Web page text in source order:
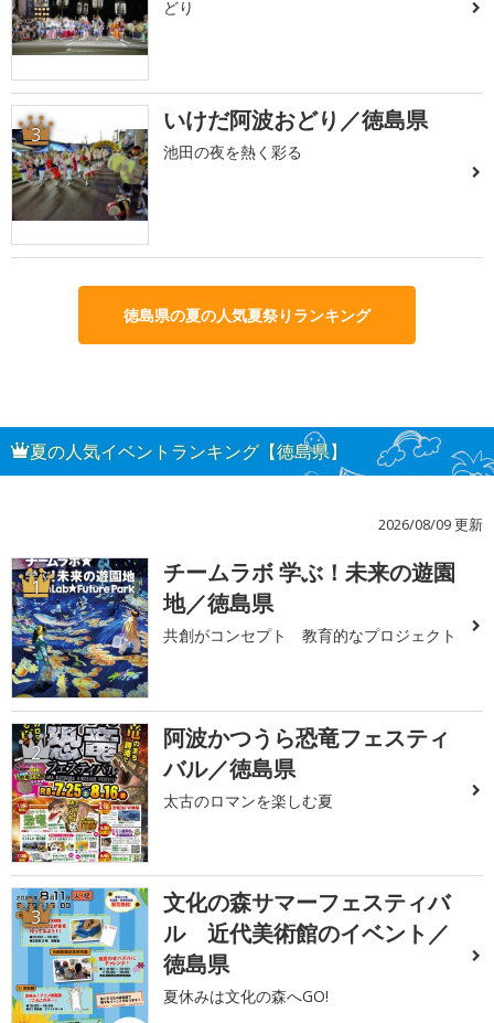
どり
3 いけだ阿波おどり／徳島県
池田の夜を熱く彩る
徳島県の夏の人気夏祭りランキング
夏の人気イベントランキング【徳島県】
2026/08/09 更新
1
チームラボ 学ぶ！未来の遊園
地／徳島県
共創がコンセプト 教育的なプロジェクト
2
阿波かつうら恐竜フェスティ
バル／徳島県
太古のロマンを楽しむ夏
3
文化の森サマーフェスティバ
ル 近代美術館のイベント／
徳島県
夏休みは文化の森へGO!